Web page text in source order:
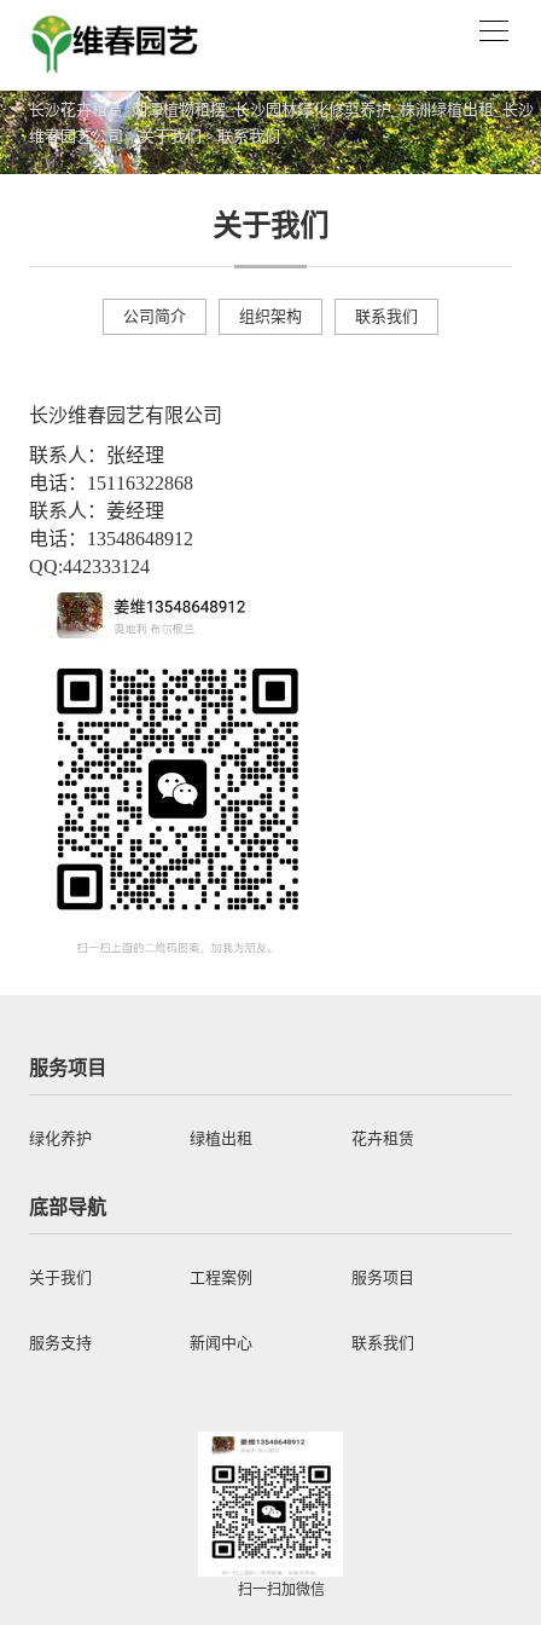
长沙花卉租赁_湘潭植物租摆_长沙园林绿化修剪养护_株洲绿植出租_长沙
维春园艺公司>关于我们>联系我们
关于我们
公司简介 组织架构 联系我们
长沙维春园艺有限公司
联系人：张经理
电话：15116322868
联系人：姜经理
电话： 13548648912
QQ:442333124
服务项目
绿化养护 绿植出租 花卉租赁
底部导航
关于我们 工程案例 服务项目
服务支持 新闻中心 联系我们
扫一扫加微信